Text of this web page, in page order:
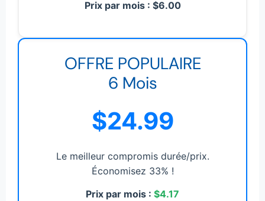
Prix par mois : $6.00
OFFRE POPULAIRE
6 Mois
$24.99
Le meilleur compromis durée/prix.
Économisez 33% !
Prix par mois : $4.17